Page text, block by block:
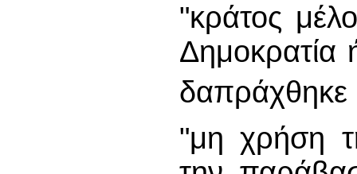
"κράτος
Δημοκρατία
"μη χρήση